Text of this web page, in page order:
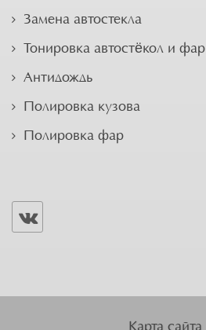
Замена автостекла
Тонировка автостёкол и фар
Антидождь
Полировка кузова
Полировка фар
Карта сайта